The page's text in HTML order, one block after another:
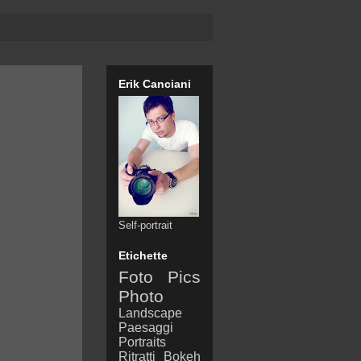
Erik Canciani
Self-portrait
Etichette
Foto
Pics
Photo
Landscape
Paesaggi
Portraits
Ritratti
Bokeh